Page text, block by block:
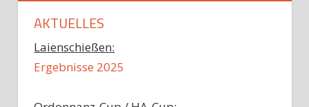
AKTUELLES
Laienschießen:
Ergebnisse 2025